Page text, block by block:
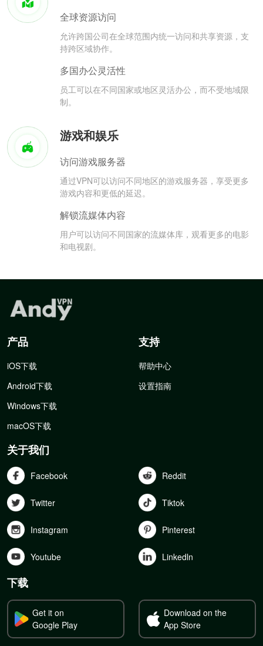
全球资源访问
允许跨国公司在全球范围内统一访问和共享资源，支
持跨区域协作。
多国办公灵活性
员工可以在不同国家或地区灵活办公，而不受地域限
制。
游戏和娱乐
访问游戏服务器
通过VPN可以访问不同地区的游戏服务器，享受更多
游戏内容和更低的延迟。
解锁流媒体内容
用户可以访问不同国家的流媒体库，观看更多的电影
和电视剧。
产品
iOS下载
Android下载
Windows下载
macOS下载
支持
帮助中心
设置指南
关于我们
Facebook Reddit
Twitter Tiktok
Instagram Pinterest
Youtube Linkedln
下载
Get it on
Google Play
Download on the
App Store